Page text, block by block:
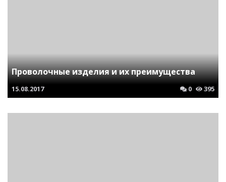
Проволочные изделия и их преимущества
15.08.2017 0 395